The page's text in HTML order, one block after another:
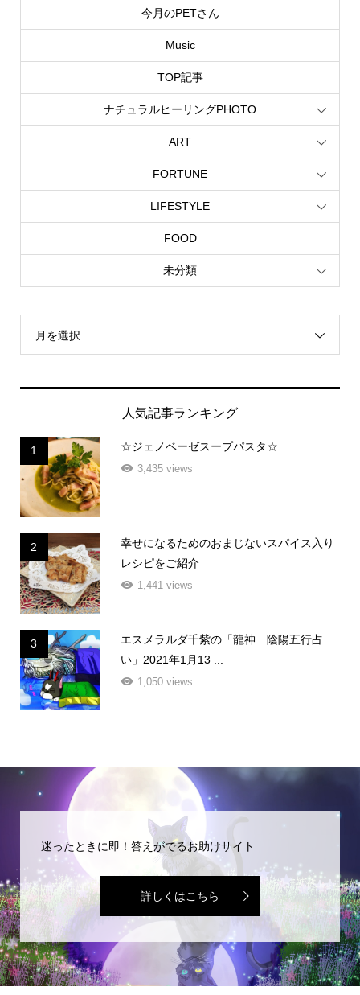
今月のPETさん
Music
TOP記事
ナチュラルヒーリングPHOTO
ART
FORTUNE
LIFESTYLE
FOOD
未分類
月を選択
人気記事ランキング
1 ☆ジェノベーゼスープパスタ☆
3,435 views
2
幸せになるためのおまじないスパイス入り
レシピをご紹介
1,441 views
3
エスメラルダ千紫の「龍神 陰陽五行占
い」2021年1月13 ...
1,050 views
迷ったときに即！答えがでるお助けサイト
詳しくはこちら